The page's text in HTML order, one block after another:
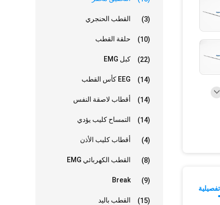
القطب الحنجري (3)
حلقة القطب (10)
كبل EMG (22)
EEG كأس القطب (14)
أقطاب لاصقة النفس (14)
التمساح كليب يؤدي (14)
أقطاب كليب الأذن (4)
القطب الكهربائي EMG (8)
Break (9)
القطب باليد (15)